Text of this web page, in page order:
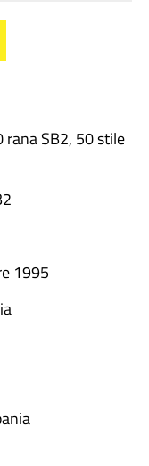
SB2, 50 stile
1995